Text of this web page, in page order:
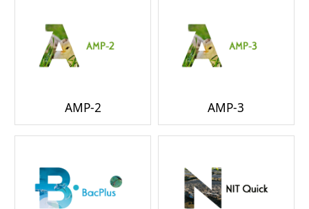
AMP-2 AMP-3